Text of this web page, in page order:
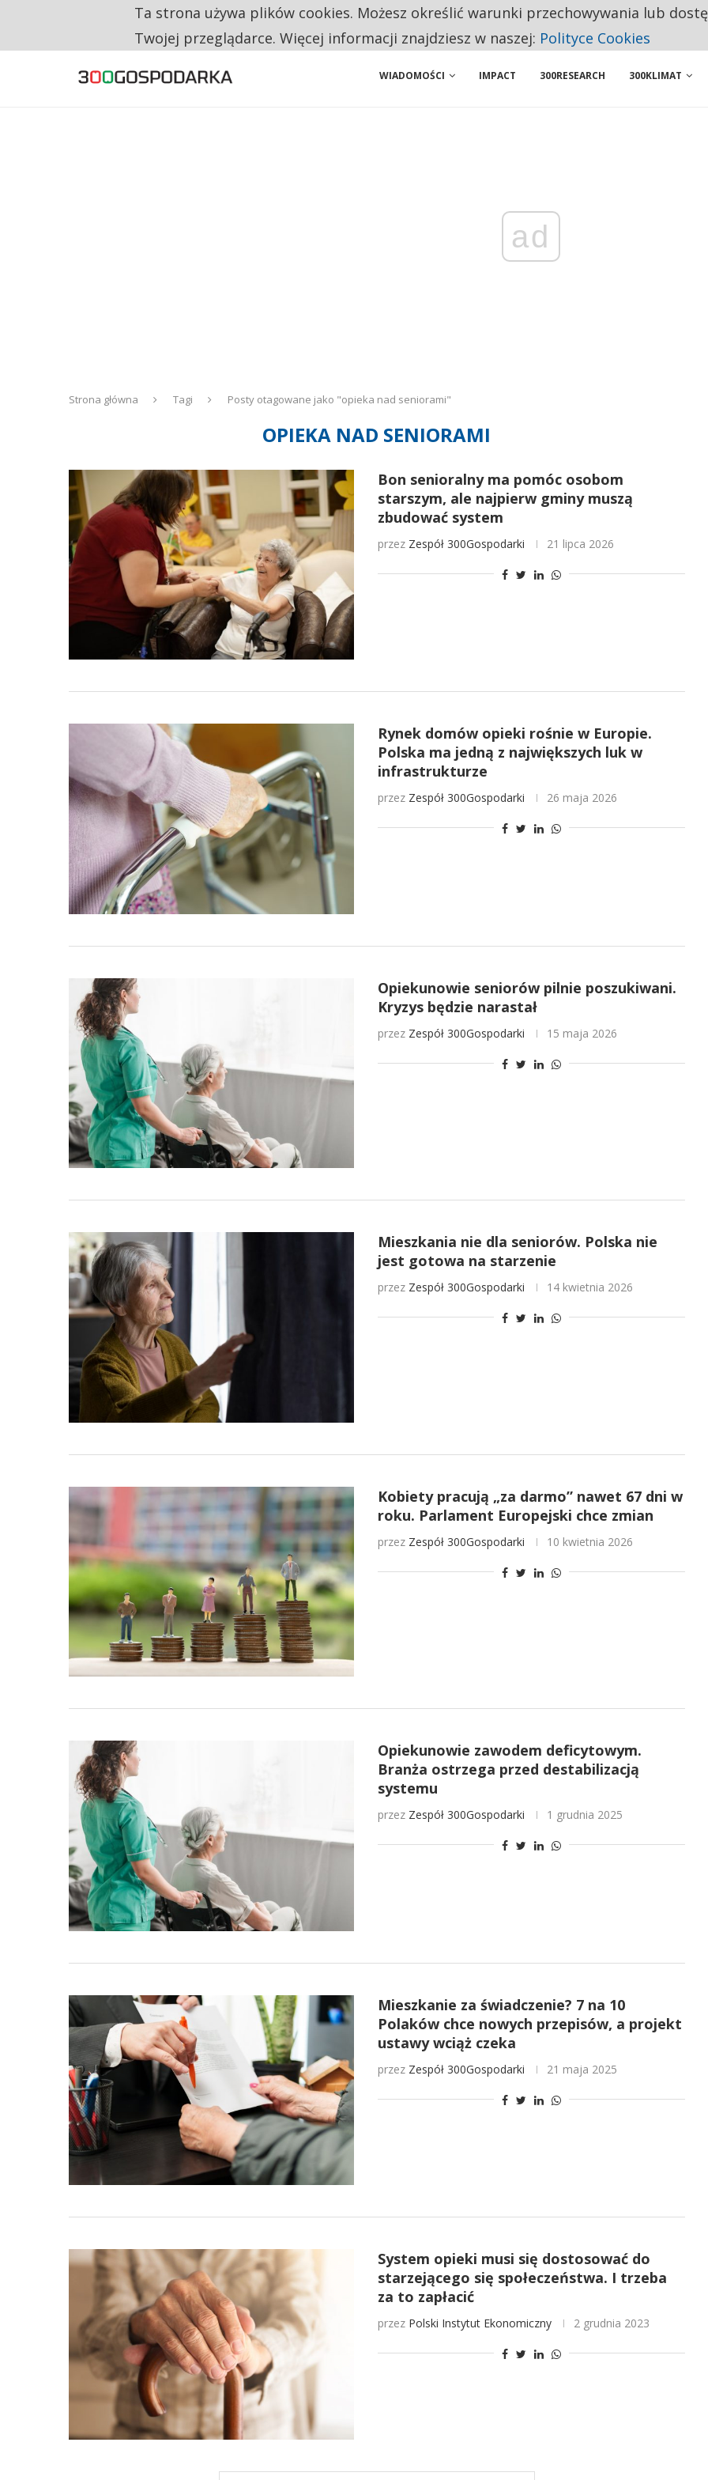
TRZECH NA CZTERECH PONOWNIE ZAŁOŻYŁOBY WŁASNĄ FIRMĘ. INNYM JUŻ TAK ŁATWO JEJ NIE POLECAJĄ
WIADOMOŚCI IMPACT 300RESEARCH 300KLIMAT
ad
Strona główna Tagi Posty otagowane jako "opieka nad seniorami"
OPIEKA NAD SENIORAMI
Bon senioralny ma pomóc osobom
starszym, ale najpierw gminy muszą
zbudować system
przez Zespół 300Gospodarki 21 lipca 2026
Rynek domów opieki rośnie w Europie.
Polska ma jedną z największych luk w
infrastrukturze
przez Zespół 300Gospodarki 26 maja 2026
Opiekunowie seniorów pilnie poszukiwani.
Kryzys będzie narastał
przez Zespół 300Gospodarki 15 maja 2026
Mieszkania nie dla seniorów. Polska nie
jest gotowa na starzenie
przez Zespół 300Gospodarki 14 kwietnia 2026
Kobiety pracują „za darmo” nawet 67 dni w
roku. Parlament Europejski chce zmian
przez Zespół 300Gospodarki 10 kwietnia 2026
Opiekunowie zawodem deficytowym.
Branża ostrzega przed destabilizacją
systemu
przez Zespół 300Gospodarki 1 grudnia 2025
Mieszkanie za świadczenie? 7 na 10
Polaków chce nowych przepisów, a projekt
ustawy wciąż czeka
przez Zespół 300Gospodarki 21 maja 2025
System opieki musi się dostosować do
starzejącego się społeczeństwa. I trzeba
za to zapłacić
przez Polski Instytut Ekonomiczny 2 grudnia 2023
Ta strona używa plików cookies. Możesz określić warunki przechowywania lub
Twojej przeglądarce. Więcej informacji znajdziesz w naszej: Polityce Cookies